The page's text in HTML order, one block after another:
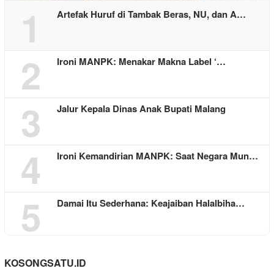
1 Artefak Huruf di Tambak Beras, NU, dan A…
2 Ironi MANPK: Menakar Makna Label ‘…
3 Jalur Kepala Dinas Anak Bupati Malang
4 Ironi Kemandirian MANPK: Saat Negara Mun…
5 Damai Itu Sederhana: Keajaiban Halalbiha…
KOSONGSATU.ID